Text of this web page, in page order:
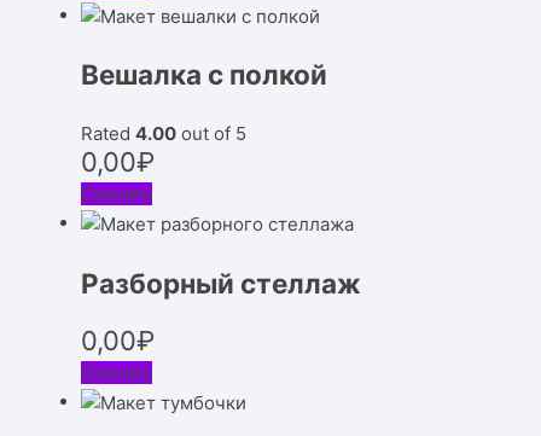
Вешалка с полкой
Rated4.00 out of 5
0,00₽
Скачать
Разборный стеллаж
0,00₽
Скачать